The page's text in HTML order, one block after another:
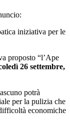
iniziativa per le
proposto “l’Ape
26 settembre,
potrà
per la pulizia che
economiche